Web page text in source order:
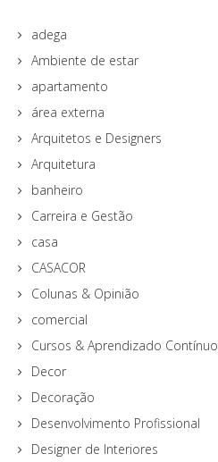
adega
Ambiente de estar
apartamento
área externa
Arquitetos e Designers
Arquitetura
banheiro
Carreira e Gestão
casa
CASACOR
Colunas & Opinião
comercial
Cursos & Aprendizado Contínuo
Decor
Decoração
Desenvolvimento Profissional
Designer de Interiores